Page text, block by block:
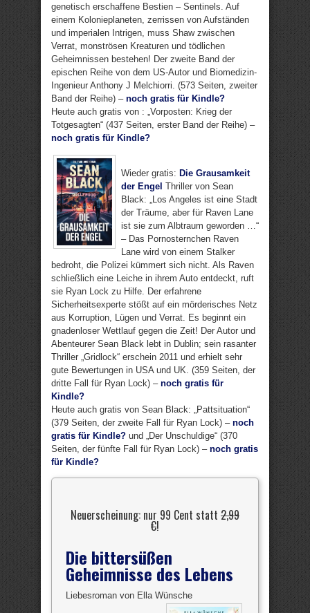
genetisch erschaffene Bestien – Sentinels. Auf
einem Kolonieplaneten, zerrissen von Aufständen
und imperialen Intrigen, muss Shaw zwischen
Verrat, monströsen Kreaturen und tödlichen
Geheimnissen bestehen! Der zweite Band der
epischen Reihe von dem US-Autor und Biomedizin-
Ingenieur Anthony J Melchiorri. (573 Seiten, zweiter
Band der Reihe) – noch gratis für Kindle?
Heute auch gratis von : „Vorposten: Krieg der
Totgesagten“ (437 Seiten, erster Band der Reihe) –
noch gratis für Kindle?
Wieder gratis: Die Grausamkeit
der Engel Thriller von Sean
Black: „Los Angeles ist eine Stadt
der Träume, aber für Raven Lane
ist sie zum Albtraum geworden …“
– Das Pornosternchen Raven
Lane wird von einem Stalker
bedroht, die Polizei kümmert sich nicht. Als Raven
schließlich eine Leiche in ihrem Auto entdeckt, ruft
sie Ryan Lock zu Hilfe. Der erfahrene
Sicherheitsexperte stößt auf ein mörderisches Netz
aus Korruption, Lügen und Verrat. Es beginnt ein
gnadenloser Wettlauf gegen die Zeit! Der Autor und
Abenteurer Sean Black lebt in Dublin; sein rasanter
Thriller „Gridlock“ erschein 2011 und erhielt sehr
gute Bewertungen in USA und UK. (359 Seiten, der
dritte Fall für Ryan Lock) – noch gratis für
Kindle?
Heute auch gratis von Sean Black: „Pattsituation“
(379 Seiten, der zweite Fall für Ryan Lock) – noch
gratis für Kindle? und „Der Unschuldige“ (370
Seiten, der fünfte Fall für Ryan Lock) – noch gratis
für Kindle?
Neuerscheinung: nur 99 Cent statt 2,99
€!
Die bittersüßen
Geheimnisse des Lebens
Liebesroman von Ella Wünsche